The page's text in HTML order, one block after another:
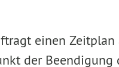
einen
der